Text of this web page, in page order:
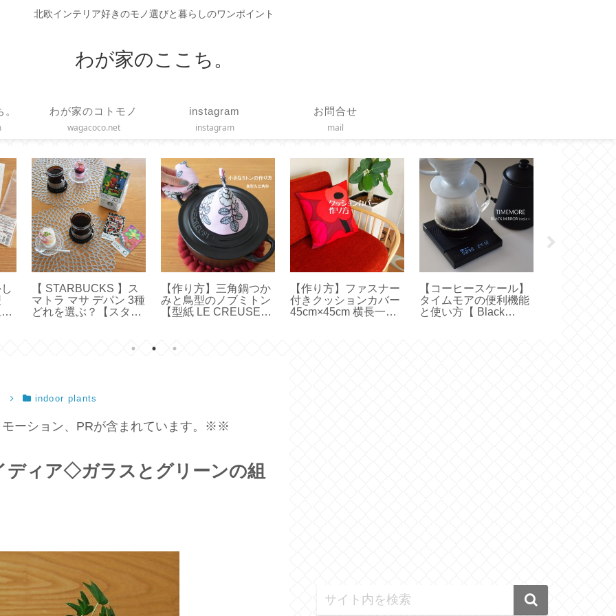
北欧インテリア好きのモノ選びと暮らしのワンポイント
わが家のここち。
わが家のコトモノ
wagacoco.net
instagram
instagram
お問合せ
mail
【 STARBUCKS 】ス
マトラ マサ デパン 3種
どれを選ぶ？【スター
【作り方】三角鍋つか
みと鳥型のノブミトン
【型紙 LE CREUSET
【作り方】ファスナー
付きクッションカバー
45cm×45cm 横長一枚
【コーヒースケール】
タイムモアの便利機能
と使い方【 Black
indoor plants
ーション、PRが含まれています。※※
ィア◇ガラスとグリーンの組